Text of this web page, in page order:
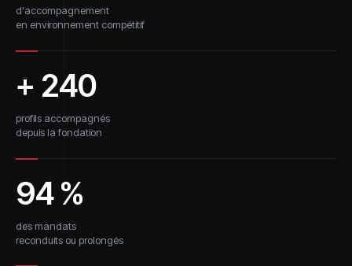
d'accompagnement
en environnement compétitif
+ 240
profils accompagnés
depuis la fondation
94 %
des mandats
reconduits ou prolongés